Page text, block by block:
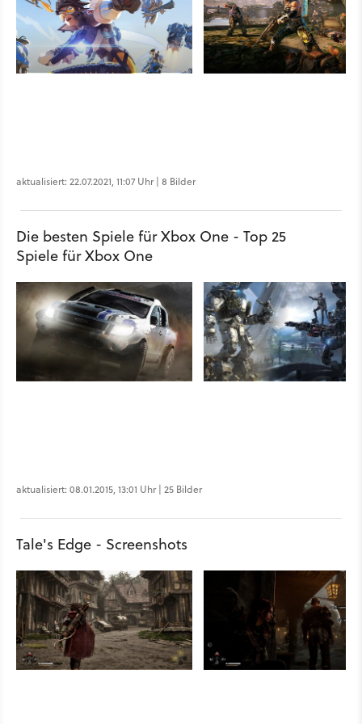
aktualisiert: 22.07.2021, 11:07 Uhr | 8 Bilder
Die besten Spiele für Xbox One - Top 25
Spiele für Xbox One
aktualisiert: 08.01.2015, 13:01 Uhr | 25 Bilder
Tale's Edge - Screenshots